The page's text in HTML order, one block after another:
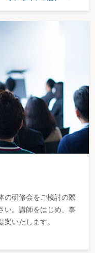
の研修会をご検討の際
い。講師をはじめ、事
いたします。